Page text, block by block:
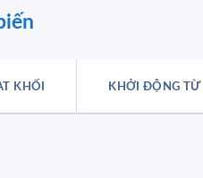
KHỐI KHỞI ĐỘNG TỪ